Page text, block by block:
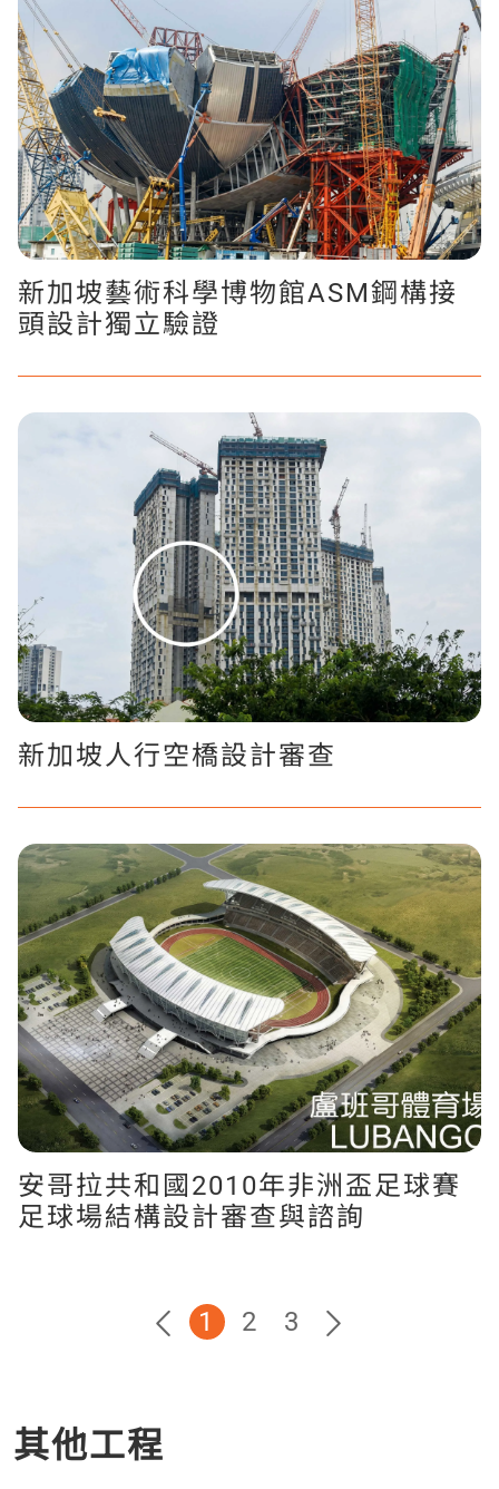
新加坡藝術科學博物館ASM鋼構接
頭設計獨立驗證
新加坡人行空橋設計審查
安哥拉共和國2010年非洲盃足球賽
足球場結構設計審查與諮詢
1 2 3
其他工程